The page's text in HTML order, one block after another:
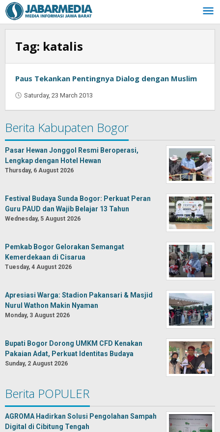
Skip
to
content
Tag: katalis
Paus Tekankan Pentingnya Dialog dengan Muslim
Saturday, 23 March 2013
Berita Kabupaten Bogor
Pasar Hewan Jonggol Resmi Beroperasi,
Lengkap dengan Hotel Hewan
Thursday, 6 August 2026
Festival Budaya Sunda Bogor: Perkuat Peran
Guru PAUD dan Wajib Belajar 13 Tahun
Wednesday, 5 August 2026
Pemkab Bogor Gelorakan Semangat
Kemerdekaan di Cisarua
Tuesday, 4 August 2026
Apresiasi Warga: Stadion Pakansari & Masjid
Nurul Wathon Makin Nyaman
Monday, 3 August 2026
Bupati Bogor Dorong UMKM CFD Kenakan
Pakaian Adat, Perkuat Identitas Budaya
Sunday, 2 August 2026
Berita POPULER
AGROMA Hadirkan Solusi Pengolahan Sampah
Digital di Cibitung Tengah